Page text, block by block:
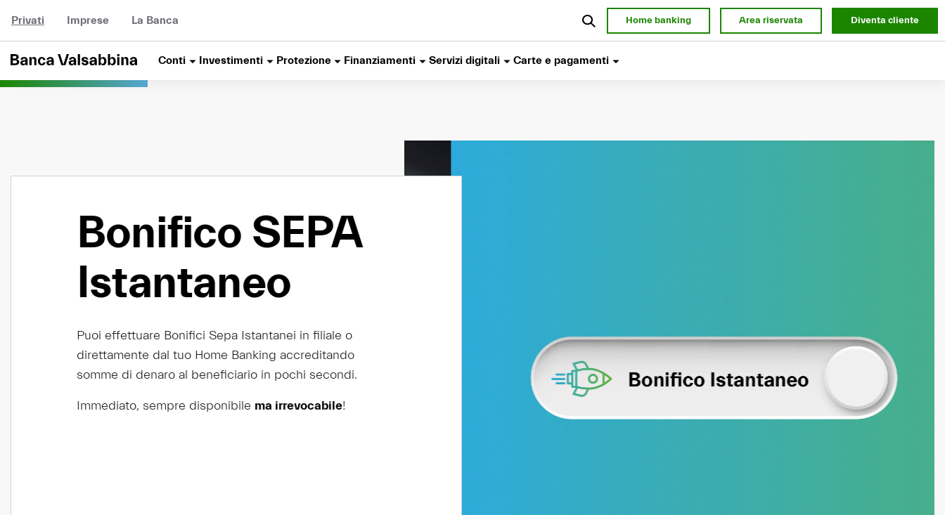
Vai al contenuto
Privati Imprese La Banca Home banking Area riservata Diventa cliente
Conti Investimenti Protezione Finanziamenti Servizi digitali Carte e pagamenti
Bonifico SEPA
Istantaneo
Puoi effettuare Bonifici Sepa Istantanei in filiale o
direttamente dal tuo Home Banking accreditando
somme di denaro al beneficiario in pochi secondi.
Immediato, sempre disponibilema irrevocabile!
Banca Valsabbina è con te, ogni giorno.
Per aiutarti a trasformare ogni progetto in realtà.